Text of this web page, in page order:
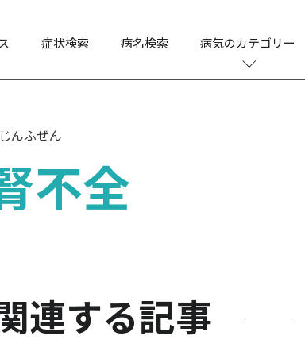
症状検索 病名検索 病気のカテゴリー
んふぜん
不全
連する記事